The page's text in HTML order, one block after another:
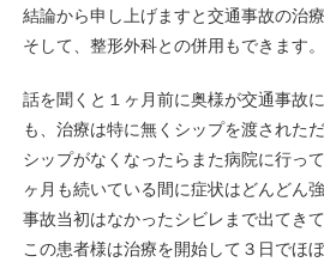
結論から申し上げますと交通事故の治療
そして、整形外科との併用もできます。
話を聞くと１ヶ月前に奥様が交通事故
も、治療は特に無くシップを渡された
シップがなくなったらまた病院に行っ
ヶ月も続いている間に症状はどんどん
事故当初はなかったシビレまで出てき
この患者様は治療を開始して３日でほ